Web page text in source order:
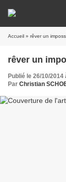
Accueil » rêver un
rêver un
Publié le 26/10/2014
Par Christian